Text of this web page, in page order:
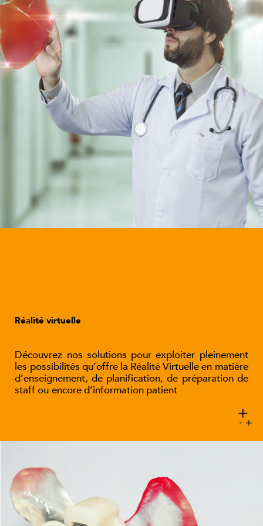
Réalité virtuelle
Découvrez nos solutions pour exploiter pleinement
les possibilités qu’offre la Réalité Virtuelle en matière
d’enseignement, de planification, de préparation de
staff ou encore d’information patient